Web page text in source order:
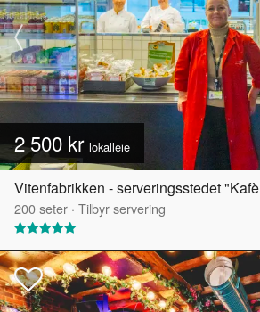
2 500 kr lokalleie
Vitenfabrikken - serveringsstedet
200seter · Tilbyr servering